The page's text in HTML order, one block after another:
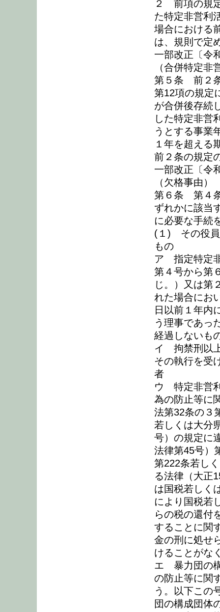
２ 前項の規
た特定非営利
場合における
は、規則で定
一部改正〔令
（合併特定非
第５条 前２
第12項の規定
が合併後存続
した特定非営
うとする事業
１年を超える
前２条の規定
一部改正〔令
（欠格事由）
第６条 第４
ずれかに該当
に必要な手続
(１) その役員
もの
ア 指定特定
第４号から第
じ。）又は第
れた場合にお
日以前１年内
う理事であっ
経過しないも
イ 拘禁刑以
その執行を受
者
ウ 特定非営
為の防止等に
法第32条の３
若しくは大分
号）の規定に
法律第45号）
第222条若し
る法律（大正
は国税若しく
により国税若
らの税の還付
することに関
金の刑に処せ
けることがな
エ 暴力団の
の防止等に関
う。以下この
団の構成団体